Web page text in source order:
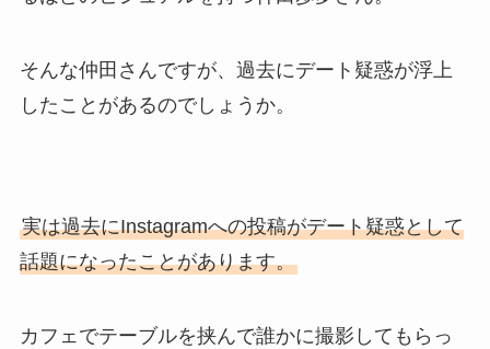
そんな仲田さんですが、過去にデート疑惑が浮上
したことがあるのでしょうか。
実は過去にInstagramへの投稿がデート疑惑として
話題になったことがあります。
カフェでテーブルを挟んで誰かに撮影してもらっ